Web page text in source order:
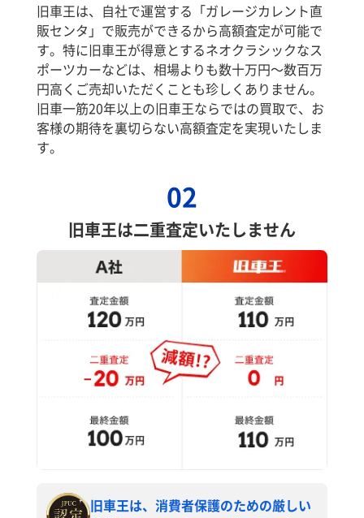
旧車王は、自社で運営する「ガレージカレント直
販センタ」で販売ができるから高額査定が可能で
す。特に旧車王が得意とするネオクラシックなス
ポーツカーなどは、相場よりも数十万円～数百万
円高くご売却いただくことも珍しくありません。
旧車一筋20年以上の旧車王ならではの買取で、お
客様の期待を裏切らない高額査定を実現いたしま
す。
02
旧車王は二重査定いたしません
旧車王は、消費者保護のための厳しい